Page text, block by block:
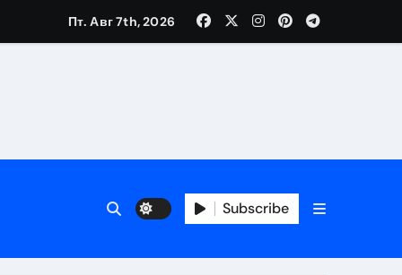
Пт. Авг 7th, 2026
Subscribe